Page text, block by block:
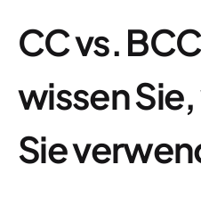
CC vs.
wissen
Sie